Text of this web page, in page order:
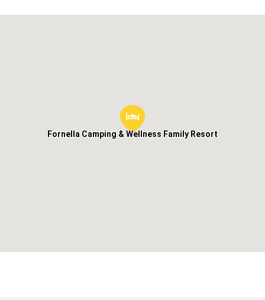
Fornella Camping & Wellness Family Resort